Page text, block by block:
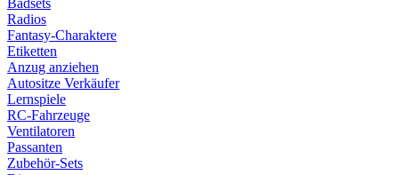
Badsets
Radios
Fantasy-Charaktere
Etiketten
Anzug anziehen
Autositze Verkäufer
Lernspiele
RC-Fahrzeuge
Ventilatoren
Passanten
Zubehör-Sets